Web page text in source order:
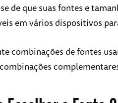
de que suas fontes e
em vários dispositivos
combinações de fontes